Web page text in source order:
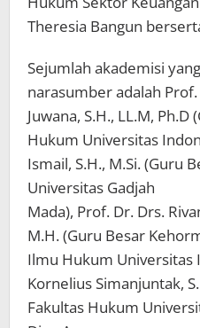
Theresia Bangun
Sejumlah akademisi
narasumber adalah
Juwana, S.H., LL.M,
Hukum Universitas
Ismail, S.H., M.Si. (Guru
Universitas Gadjah
Mada), Prof. Dr. Drs.
M.H. (Guru Besar
Ilmu Hukum Universitas
Kornelius Simanjuntak,
Fakultas Hukum